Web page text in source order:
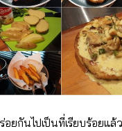
กันไปเป็นที่เรียบร้อยแล้ว